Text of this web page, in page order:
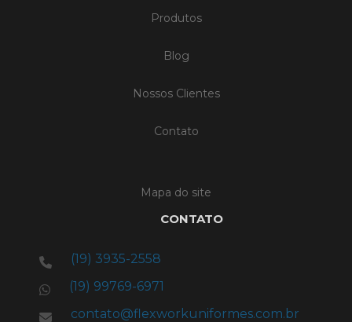
Produtos
Blog
Nossos Clientes
Contato
Mapa do site
CONTATO
(19) 3935-2558
(19) 99769-6971
contato@flexworkuniformes.com.br